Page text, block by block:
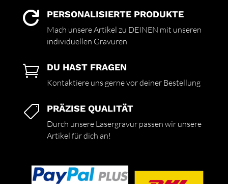
 PERSONALISIERTE PRODUKTE
Mach unsere Artikel zu DEINEN mit unseren
individuellen Gravuren
 DU HAST FRAGEN
Kontaktiere uns gerne vor deiner Bestellung
 PRÄZISE QUALITÄT
Durch unsere Lasergravur passen wir unsere
Artikel für dich an!